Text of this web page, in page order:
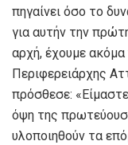
πηγαίνει όσο το
για αυτήν την
αρχή, έχουμε
Περιφερειάρχης
πρόσθεσε:
όψη της
υλοποιηθούν τα